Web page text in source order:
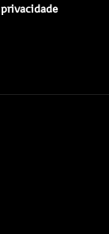
privacidade